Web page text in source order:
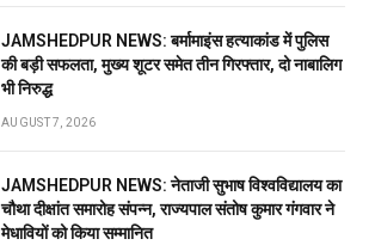
JAMSHEDPUR NEWS: बर्मामाइंस हत्याकांड में पुलिस
की बड़ी सफलता, मुख्य शूटर समेत तीन गिरफ्तार, दो नाबालिग
भी निरुद्ध
AUGUST 7, 2026
JAMSHEDPUR NEWS: नेताजी सुभाष विश्वविद्यालय का
चौथा दीक्षांत समारोह संपन्न, राज्यपाल संतोष कुमार गंगवार ने
मेधावियों को किया सम्मानित